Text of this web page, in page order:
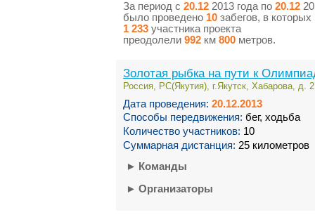
За период с 20.12 2013 года по 20.12
было проведено 10 забегов, в которых
1 233 участника проекта
преодолели 992 км 800 метров.
Золотая рыбка на пути к
Россия, РС(Якутия), г.Якутск, Хабарова, д.
Дата проведения: 20.12.2013
Способы передвижения: бег, ходьба
Количество участников: 10
Суммарная дистанция: 25 километров
► Команды
► Организаторы